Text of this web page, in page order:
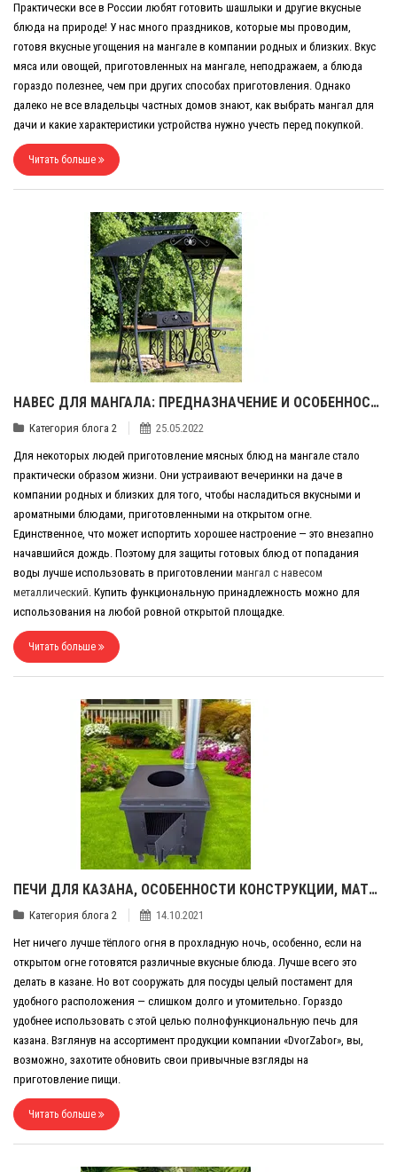
Практически все в России любят готовить шашлыки и другие вкусные
блюда на природе! У нас много праздников, которые мы проводим,
готовя вкусные угощения на мангале в компании родных и близких. Вкус
мяса или овощей, приготовленных на мангале, неподражаем, а блюда
гораздо полезнее, чем при других способах приготовления. Однако
далеко не все владельцы частных домов знают, как выбрать мангал для
дачи и какие характеристики устройства нужно учесть перед покупкой.
Читать больше
НАВЕС ДЛЯ МАНГАЛА: ПРЕДНАЗНАЧЕНИЕ И ОСОБЕННОСТИ
Категория блога 2 25.05.2022
Для некоторых людей приготовление мясных блюд на мангале стало
практически образом жизни. Они устраивают вечеринки на даче в
компании родных и близких для того, чтобы насладиться вкусными и
ароматными блюдами, приготовленными на открытом огне.
Единственное, что может испортить хорошее настроение — это внезапно
начавшийся дождь. Поэтому для защиты готовых блюд от попадания
воды лучше использовать в приготовлении мангал с навесом
металлический. Купить функциональную принадлежность можно для
использования на любой ровной открытой площадке.
Читать больше
ПЕЧИ ДЛЯ КАЗАНА, ОСОБЕННОСТИ КОНСТРУКЦИИ, МАТЕРИАЛЫ, КРИТЕРИИ ВЫБОРА
Категория блога 2 14.10.2021
Нет ничего лучше тёплого огня в прохладную ночь, особенно, если на
открытом огне готовятся различные вкусные блюда. Лучше всего это
делать в казане. Но вот сооружать для посуды целый постамент для
удобного расположения — слишком долго и утомительно. Гораздо
удобнее использовать с этой целью полнофункциональную печь для
казана. Взглянув на ассортимент продукции компании «DvorZabor», вы,
возможно, захотите обновить свои привычные взгляды на
приготовление пищи.
Читать больше